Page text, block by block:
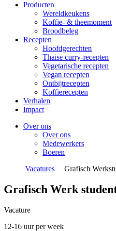
Producten
Wereldkeukens
Koffie- & theemoment
Broodbeleg
Recepten
Hoofdgerechten
Thaise curry-recepten
Vegetarische recepten
Vegan recepten
Ontbijtrecepten
Koffierecepten
Verhalen
Impact
Over ons
Over ons
Medewerkers
Boeren
Vacatures
Grafisch
Grafisch Werk
Vacature
12-16 uur per week